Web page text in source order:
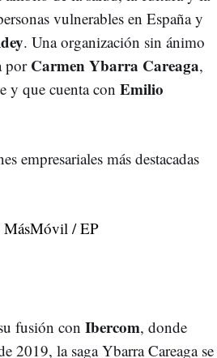
vulnerables en España y
. Una organización sin ánimo
por Carmen Ybarra Careaga,
y que cuenta con Emilio
empresariales más destacadas
fusión con Ibercom, donde
2019, la saga Ybarra Ca­reaga se